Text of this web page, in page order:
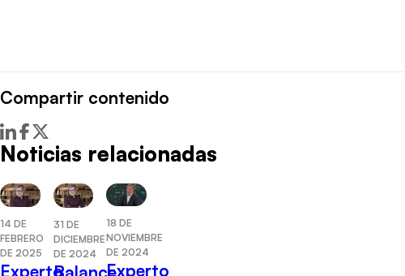
Compartir contenido
Noticias relacionadas
14 DE
FEBRERO
DE 2025
Experto
31 DE
DICIEMBRE
DE 2024
Balance
18 DE
NOVIEMBRE
DE 2024
Experto